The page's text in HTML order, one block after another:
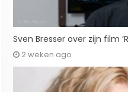
Sven Bresser over zijn film
2 weken ago